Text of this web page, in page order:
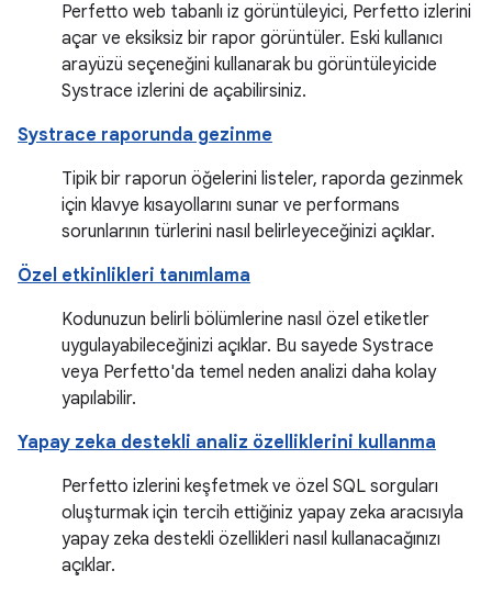
Perfetto web tabanlı iz görüntüleyici, Perfetto izlerini
açar ve eksiksiz bir rapor görüntüler. Eski kullanıcı
arayüzü seçeneğini kullanarak bu görüntüleyicide
Systrace izlerini de açabilirsiniz.
Systrace raporunda gezinme
Tipik bir raporun öğelerini listeler, raporda gezinmek
için klavye kısayollarını sunar ve performans
sorunlarının türlerini nasıl belirleyeceğinizi açıklar.
Özel etkinlikleri tanımlama
Kodunuzun belirli bölümlerine nasıl özel etiketler
uygulayabileceğinizi açıklar. Bu sayede Systrace
veya Perfetto'da temel neden analizi daha kolay
yapılabilir.
Yapay zeka destekli analiz özelliklerini kullanma
Perfetto izlerini keşfetmek ve özel SQL sorguları
oluşturmak için tercih ettiğiniz yapay zeka aracısıyla
yapay zeka destekli özellikleri nasıl kullanacağınızı
açıklar.